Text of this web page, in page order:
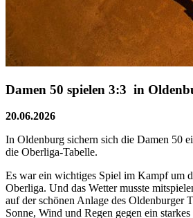
Damen 50 spielen 3:3 in
20.06.2026
In Oldenburg sichern sich die Damen 50
die Oberliga-Tabelle.
Es war ein wichtiges Spiel im Kampf um
Oberliga. Und das Wetter musste
auf der schönen Anlage des Oldenburger
Sonne, Wind und Regen gegen ein